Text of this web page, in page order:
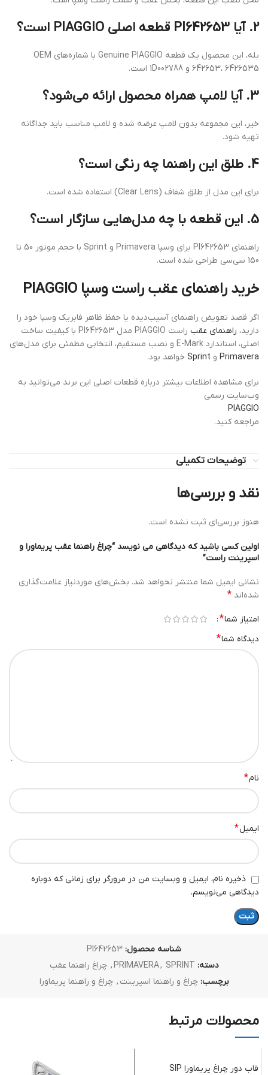
2. آیا PI642653 قطعه اصلی PIAGGIO است؟
بله، این محصول یک قطعه Genuine PIAGGIO با شماره‌های OEM
642653، 6426535 و 1D002788 است.
3. آیا لامپ همراه محصول ارائه می‌شود؟
خیر، این مجموعه بدون لامپ عرضه شده و لامپ مناسب باید جداگانه
تهیه شود.
4. طلق این راهنما چه رنگی است؟
برای این مدل از طلق شفاف (Clear Lens) استفاده شده است.
5. این قطعه با چه مدل‌هایی سازگار است؟
راهنمای PI642653 برای وسپا Primavera و Sprint با حجم موتور 50 تا
150 سی‌سی طراحی شده است.
خرید راهنمای عقب راست وسپا PIAGGIO
اگر قصد تعویض راهنمای آسیب‌دیده یا حفظ ظاهر فابریک وسپا خود را
دارید، راهنمای عقب
راست PIAGGIO مدل PI642653 با کیفیت ساخت
اصلی، استاندارد E-Mark و نصب مستقیم، انتخابی مطمئن برای مدل‌های
Primavera و Sprint خواهد بود.
برای مشاهده اطلاعات بیشتر درباره قطعات اصلی این برند می‌توانید به
وب‌سایت رسمی
PIAGGIO
مراجعه کنید.
توضیحات تکمیلی
نقد و بررسی‌ها
هنوز بررسی‌ای ثبت نشده است.
اولین کسی باشید که دیدگاهی می نویسد “چراغ راهنما عقب پریماورا و
اسپرینت راست”
نشانی ایمیل شما منتشر نخواهد شد. بخش‌های موردنیاز علامت‌گذاری
شده‌اند *
امتیاز شما*
دیدگاه شما*
نام*
ایمیل*
ذخیره نام، ایمیل و وبسایت من در مرورگر برای زمانی که دوباره
دیدگاهی می‌نویسم.
شناسه محصول: PI642653
دسته:
PRIMAVERA, SPRINT
, چراغ راهنما عقب
برچسب: چراغ و راهنما اسپرینت , چراغ و راهنما پریماورا
محصولات مرتبط
قاب دور چراغ پریماورا SIP